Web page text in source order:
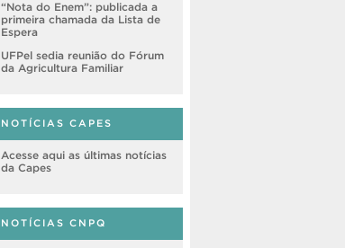
“Nota do Enem”: publicada a
primeira chamada da Lista de
Espera
UFPel sedia reunião do Fórum
da Agricultura Familiar
NOTÍCIAS CAPES
Acesse aqui as últimas notícias
da Capes
NOTÍCIAS CNPQ